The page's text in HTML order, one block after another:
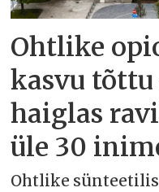
Ohtlike
kasvu
haiglas
üle 30
Ohtlike